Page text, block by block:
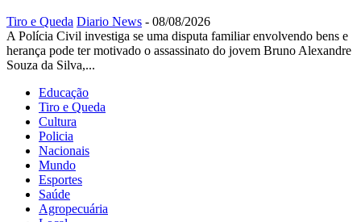
Tiro e Queda Diario News - 08/08/2026
A Polícia Civil investiga se uma disputa familiar envolvendo bens e
herança pode ter motivado o assassinato do jovem Bruno Alexandre
Souza da Silva,...
Educação
Tiro e Queda
Cultura
Policia
Nacionais
Mundo
Esportes
Saúde
Agropecuária